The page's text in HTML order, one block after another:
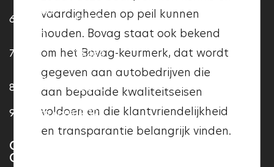
6
Renault
Twingo
13.423
7
Ford Focus
13.264
8
Peugeot
12.546
9
Toyota Yaris12.329
CONCLUSIES OP BASIS VAN VIJF JAAR
GEBRUIK
communicatie en
klantvriendelijkheid. Als een
garage het Vakgarage logo heeft,
betekent dit dat deze aan deze
kwaliteitseisen voldoet en dat
deze garage betrouwbaar en
professioneel is.
vaardigheden op peil kunnen
houden. Bovag staat ook bekend
om het Bovag-keurmerk, dat wordt
gegeven aan autobedrijven die
aan bepaalde kwaliteitseisen
voldoen en die klantvriendelijkheid
en transparantie belangrijk vinden.